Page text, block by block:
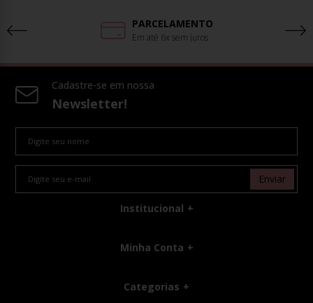
PARCELAMENTO
Em até 6x sem juros
Cadastre-se em nossa
Newsletter!
Enviar
Institucional
Minha Conta
Categorias